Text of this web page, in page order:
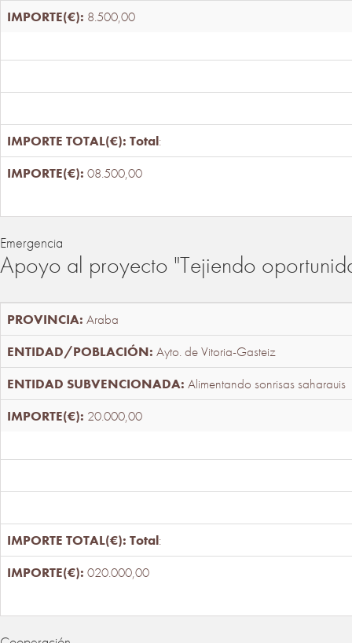
8.500,00
Total:
08.500,00
Emergencia
Apoyo al proyecto "Tejiendo
Araba
Ayto. de Vitoria-Gasteiz
Alimentando sonrisas saharauis
20.000,00
Total:
020.000,00